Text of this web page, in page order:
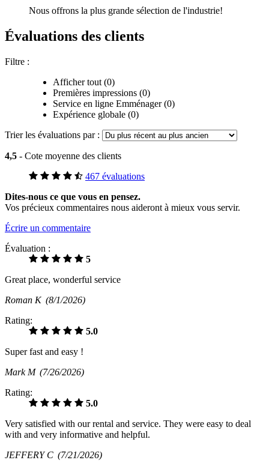
Nous offrons la plus grande sélection de l'industrie!
Évaluations des clients
Filtre :
Afficher tout (0)
Premières impressions (0)
Service en ligne Emménager (0)
Expérience globale (0)
Trier les évaluations par :
4,5 - Cote moyenne des clients
467 évaluations
Dites-nous ce que vous en pensez.
Vos précieux commentaires nous aideront à mieux vous servir.
Écrire un commentaire
Évaluation :
5
Great place, wonderful service
Roman K (8/1/2026)
Rating:
5.0
Super fast and easy !
Mark M (7/26/2026)
Rating:
5.0
Very satisfied with our rental and service. They were easy to deal
with and very informative and helpful.
JEFFERY C (7/21/2026)